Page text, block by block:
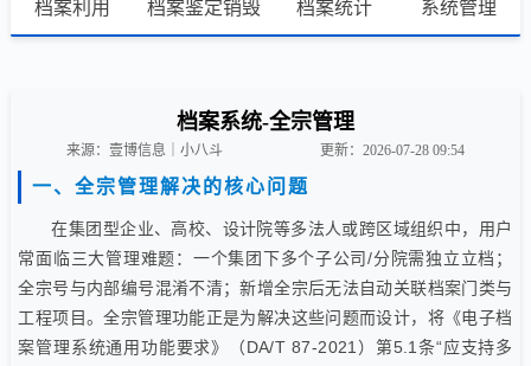
档案利用 档案鉴定销毁 档案统计 系统管理
档案系统-全宗管理
来源：壹博信息｜小八斗 更新：2026-07-28 09:54
一、全宗管理解决的核心问题
在集团型企业、高校、设计院等多法人或跨区域组织中，用户
常面临三大管理难题：一个集团下多个子公司/分院需独立立档；
全宗号与内部编号混淆不清；新增全宗后无法自动关联档案门类与
工程项目。全宗管理功能正是为解决这些问题而设计，将《电子档
案管理系统通用功能要求》（DA/T 87-2021）第5.1条“应支持多